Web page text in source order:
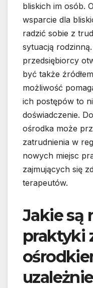
bliskich im osób.
wsparcie dla
radzić sobie z
sytuacją
przedsiębiorcy
być także
możliwość
ich postępów to
doświadczenie.
ośrodka może
zatrudnienia w
nowych miejsc
zajmujących się
terapeutów.
Jakie są
praktyki